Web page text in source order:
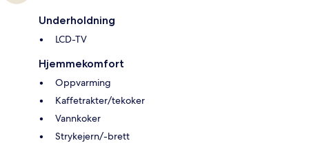
Underholdning
LCD-TV
Hjemmekomfort
Oppvarming
Kaffetrakter/tekoker
Vannkoker
Strykejern/-brett